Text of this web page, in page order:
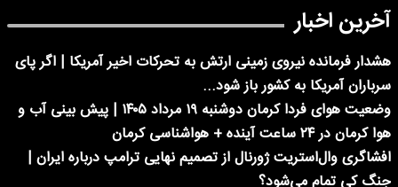
آخرین اخبار
هشدار فرمانده نیروی زمینی ارتش به تحرکات اخیر آمریکا | اگر پای
سرباران آمریکا به کشور باز شود...
وضعیت هوای فردا کرمان دوشنبه ۱۹ مرداد ۱۴۰۵ | پیش بینی آب و
هوا کرمان در ۲۴ ساعت آینده + هواشناسی کرمان
افشاگری وال‌استریت ژورنال از تصمیم نهایی ترامپ درباره ایران |